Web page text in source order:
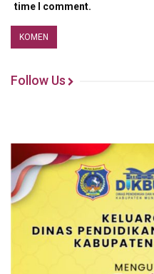
time I comment.
Follow Us